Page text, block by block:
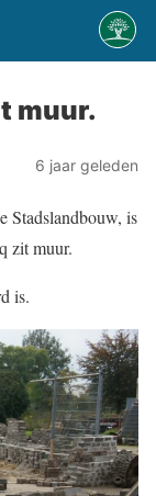
muur.
6 jaar geleden
Stadslandbouw, is
zit muur.
is.